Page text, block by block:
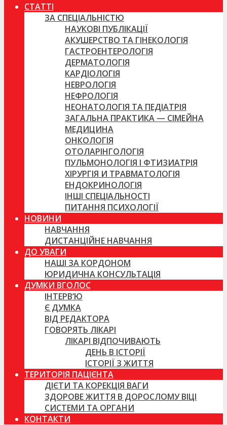
СТАТТІ
ЗА СПЕЦІАЛЬНІСТЮ
НАУКОВІ ПУБЛІКАЦІЇ
АКУШЕРСТВО ТА ГІНЕКОЛОГІЯ
ГАСТРОЕНТЕРОЛОГІЯ
ДЕРМАТОЛОГІЯ
КАРДІОЛОГІЯ
НЕВРОЛОГІЯ
НЕФРОЛОГІЯ
НЕОНАТОЛОГІЯ ТА ПЕДІАТРІЯ
ЗАГАЛЬНА ПРАКТИКА — СІМЕЙНА
МЕДИЦИНА
ОНКОЛОГІЯ
ОТОЛАРІНГОЛОГІЯ
ПУЛЬМОНОЛОГІЯ І ФТИЗИАТРІЯ
ХІРУРГІЯ И ТРАВМАТОЛОГІЯ
ЕНДОКРИНОЛОГІЯ
ІНШІ СПЕЦІАЛЬНОСТІ
ПИТАННЯ ПСИХОЛОГІЇ
НОВИНИ
НАВЧАННЯ
ДИСТАНЦІЙНЕ НАВЧАННЯ
ДО УВАГИ
НАШІ ЗА КОРДОНОМ
ЮРИДИЧНА КОНСУЛЬТАЦІЯ
ДУМКИ ВГОЛОС
ІНТЕРВ’Ю
Є ДУМКА
ВІД РЕДАКТОРА
ГОВОРЯТЬ ЛІКАРІ
ЛІКАРІ ВІДПОЧИВАЮТЬ
ДЕНЬ В ІСТОРІЇ
ІСТОРІЇ З ЖИТТЯ
ТЕРИТОРІЯ ПАЦІЄНТА
ДІЄТИ ТА КОРЕКЦІЯ ВАГИ
ЗДОРОВЕ ЖИТТЯ В ДОРОСЛОМУ ВІЦІ
СИСТЕМИ ТА ОРГАНИ
КОНТАКТИ